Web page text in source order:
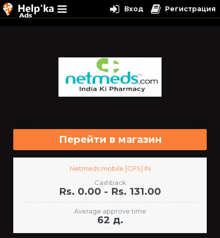
Перейти в магазин
Netmeds mobile [CPS] IN
Cashback
Rs. 0.00 - Rs. 131.00
Average approve time
62 д.
Вход Регистрация